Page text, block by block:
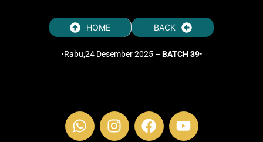
HOME BACK
•Rabu,24 Desember 2025 – BATCH 39•
W
h
I
n
F
a
Y
o